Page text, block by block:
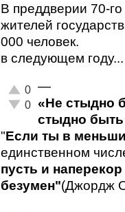
В преддверии 70-
жителей
000 человек.
в следующем
Отлично!
0
Неадекватно!
0
—
«Не стыдно
стыдно быть
"Если ты в
единственном
пусть и
безумен"(Джордж